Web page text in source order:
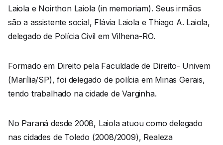
Laiola e Noirthon Laiola (in memoriam). Seus irmãos
são a assistente social, Flávia Laiola e Thiago A. Laiola,
delegado de Polícia Civil em Vilhena-RO.
Formado em Direito pela Faculdade de Direito- Univem
(Marília/SP), foi delegado de polícia em Minas Gerais,
tendo trabalhado na cidade de Varginha.
No Paraná desde 2008, Laiola atuou como delegado
nas cidades de Toledo (2008/2009), Realeza